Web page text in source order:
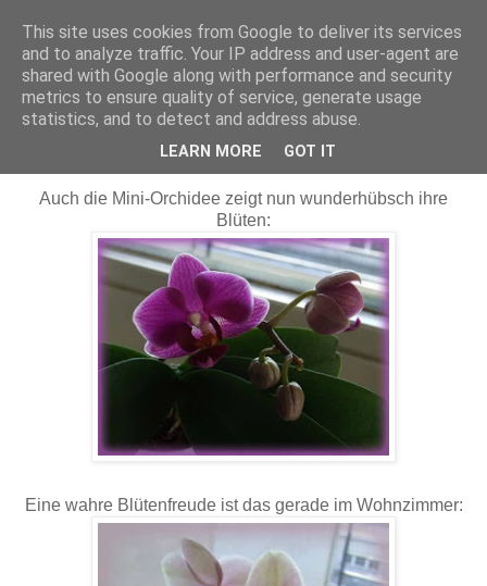
Maschenerie
30.01.2011
Blumengruß zum Wochenende
Auch die Mini-Orchidee zeigt nun wunderhübsch ihre
Blüten:
Eine wahre Blütenfreude ist das gerade im Wohnzimmer:
This site uses cookies from Google to deliver its services
and to analyze traffic. Your IP address and user-agent are
shared with Google along with performance and security
metrics to ensure quality of service, generate usage
statistics, and to detect and address abuse.
LEARN MORE GOT IT